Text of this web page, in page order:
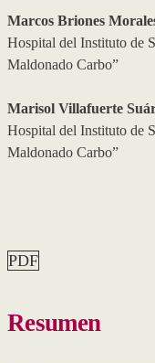
Marcos Briones
Hospital del Instituto de
Maldonado Carbo”
Marisol Villafuerte
Hospital del Instituto de
Maldonado Carbo”
PDF
Resumen